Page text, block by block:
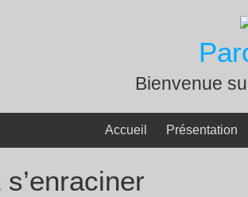
Bienvenue
Accueil Présentation